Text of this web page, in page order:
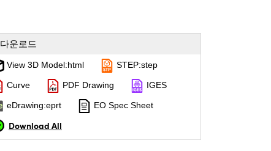
운로드
View 3D Model:html STEP:step
Curve PDF Drawing IGES
eDrawing:eprt EO Spec Sheet
Download All